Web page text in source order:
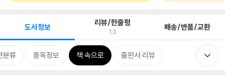
도서정보 리뷰/한줄평
13 배송/반품/교환
분류 품목정보 책 속으로 출판사 리뷰